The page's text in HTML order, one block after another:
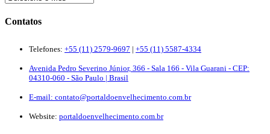
Contatos
Telefones: +55 (11) 2579-9697 | +55 (11) 5587-4334
Avenida Pedro Severino Júnior, 366 - Sala 166 - Vila Guarani - CEP:
04310-060 - São Paulo | Brasil
E-mail: contato@portaldoenvelhecimento.com.br
Website: portaldoenvelhecimento.com.br